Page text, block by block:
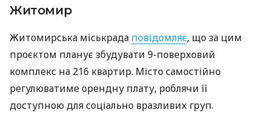
Житомир
Житомирська міськрада повідомляє, що за цим
проєктом планує збудувати 9-поверховий
комплекс на 216 квартир. Місто самостійно
регулюватиме орендну плату, роблячи її
доступною для соціально вразливих груп.